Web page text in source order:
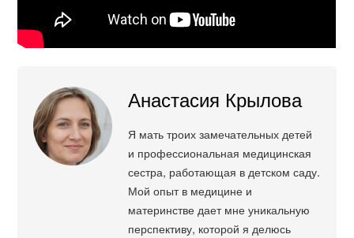
Анастасия Крылова
Я мать троих замечательных детей
и профессиональная медицинская
сестра, работающая в детском саду.
Мой опыт в медицине и
материнстве дает мне уникальную
перспективу, которой я делюсь